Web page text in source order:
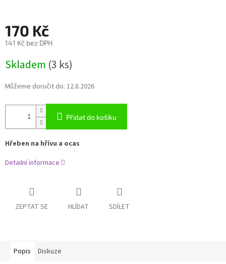
170 Kč
141 Kč bez DPH
cena:
Skladem (3 ks)
Můžeme doručit do: 12.8.2026
Přidat do košíku
Hřeben na hřívu a ocas
Detailní informace
ZEPTAT SE HLÍDAT SDÍLET
Popis Diskuze